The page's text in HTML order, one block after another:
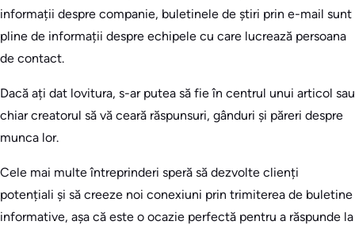
informații despre companie, buletinele de știri prin e-mail sunt
pline de informații despre echipele cu care lucrează persoana
de contact.
Dacă ați dat lovitura, s-ar putea să fie în centrul unui articol sau
chiar creatorul să vă ceară răspunsuri, gânduri și păreri despre
munca lor.
Cele mai multe întreprinderi speră să dezvolte clienți
potențiali și să creeze noi conexiuni prin trimiterea de buletine
informative, așa că este o ocazie perfectă pentru a răspunde la